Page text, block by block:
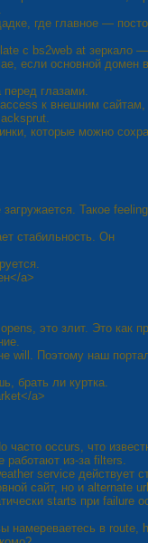
где главное —
с bs2web at зеркало —
если основной домен
глазами.
к внешним
которые можно
Такое
стабильность. Он
a>
это злит. Это как
will. Поэтому наш
брать ли куртка.
a>
часто occurs, что
работают из-за filters.
service действует
сайт, но и alternate
starts при failure
намереваетесь в route,